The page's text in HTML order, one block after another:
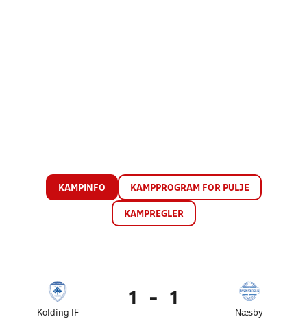
KAMPINFO KAMPPROGRAM FOR PULJE
KAMPREGLER
Kolding IF
1 - 1
Næsby